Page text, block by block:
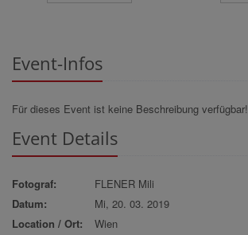
Event-Infos
Für dieses Event ist keine Beschreibung verfügbar!
Event Details
Fotograf:
FLENER Mili
Datum:
Mi, 20. 03. 2019
Location / Ort:
Wien